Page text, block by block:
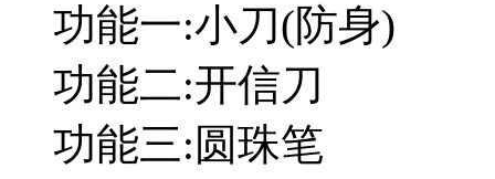
功能一:小刀(防身)
功能二:开信刀
功能三:圆珠笔